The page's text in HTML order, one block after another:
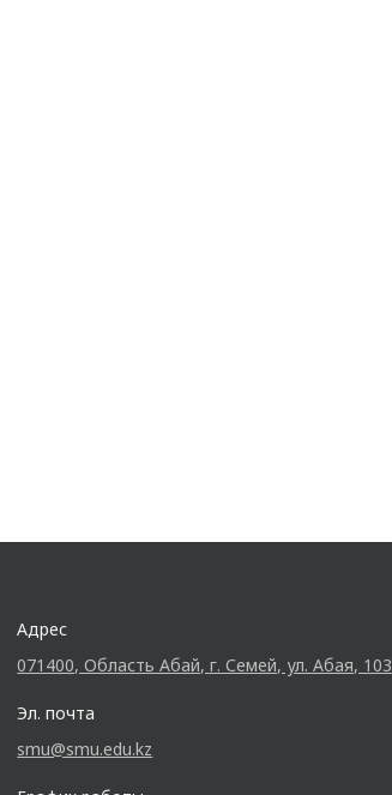
Адрес
071400, Область Абай, г. Семей, ул. Абая, 103
Эл. почта
smu@smu.edu.kz